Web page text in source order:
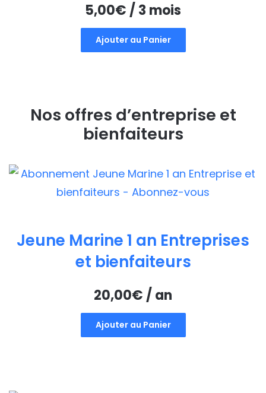
5,00€ / 3 mois
Ajouter au Panier
Nos offres d’entreprise et
bienfaiteurs
Jeune Marine 1 an Entreprises
et bienfaiteurs
20,00€/ an
Ajouter au Panier